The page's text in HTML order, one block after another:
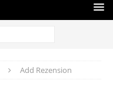
Add Rezension